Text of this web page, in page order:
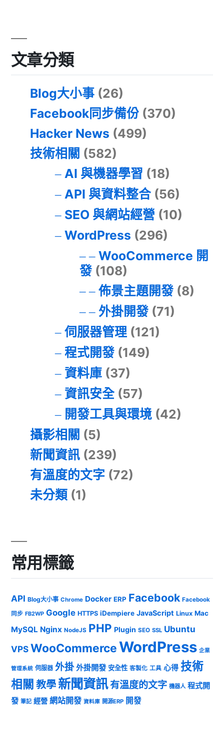
文章分類
Blog大小事 (26)
Facebook同步備份 (370)
Hacker News (499)
技術相關 (582)
AI 與機器學習 (18)
API 與資料整合(56)
SEO 與網站經營 (10)
WordPress (296)
WooCommerce 開
發(108)
佈景主題開發(8)
外掛開發(71)
伺服器管理(121)
程式開發(149)
資料庫(37)
資訊安全(57)
開發工具與環境(42)
攝影相關 (5)
新聞資訊 (239)
有溫度的文字 (72)
未分類 (1)
常用標籤
API Blog大小事 Chrome Docker ERP Facebook Facebook
同步 FB2WP Google HTTPS iDempiere JavaScript Linux Mac
MySQL Nginx NodeJS PHP Plugin SEO SSL Ubuntu
VPSWooCommerceWordPress 企業
管理系統 伺服器 外掛 外掛開發 安全性 客製化 工具 心得 技術
相關 教學 新聞資訊有溫度的文字 機器人 程式開
發 筆記 經營 網站開發 資料庫 開源ERP 開發